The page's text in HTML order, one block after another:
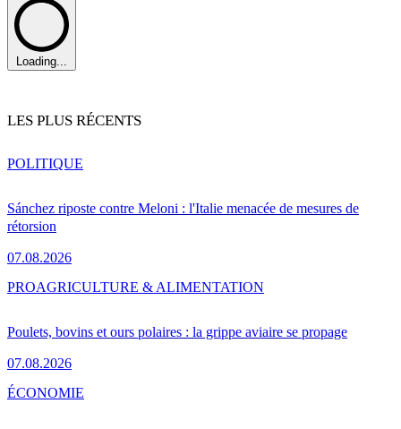
Loading...
LES PLUS RÉCENTS
Sánchez riposte contre Meloni : l'Italie menacée de mesures de
rétorsion
07.08.2026
POLITIQUE
Poulets, bovins et ours polaires : la grippe aviaire se propage
07.08.2026
PROAGRICULTURE & ALIMENTATION
ÉCONOMIE